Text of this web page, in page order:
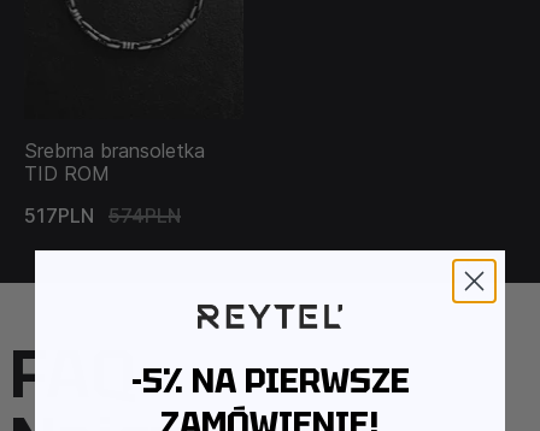
Srebrna bransoletka
TID ROM
517PLN
574PLN
FAQ –-5% NA PIERWSZE